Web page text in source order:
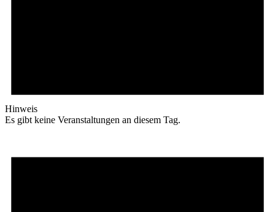
Hinweis
Es gibt keine Veranstaltungen an diesem Tag.